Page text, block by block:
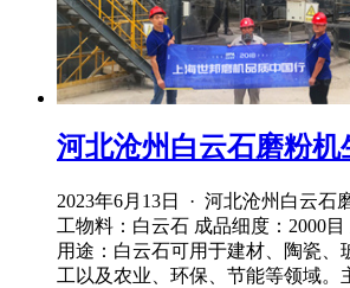
河北沧州白云石磨粉机
2023年6月13日 · 河北沧州白云石
工物料：白云石 成品细度：2000
用途：白云石可用于建材、陶瓷、
工以及农业、环保、节能等领域。